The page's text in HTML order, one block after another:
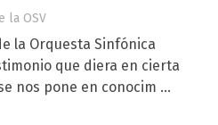
la OSV
la Orquesta Sinfónica
que diera en cierta
nos pone en conocim ...